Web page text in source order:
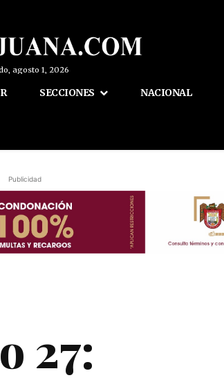
agosto 1, 2026
SECCIONES NACIONAL
Publicidad
27: